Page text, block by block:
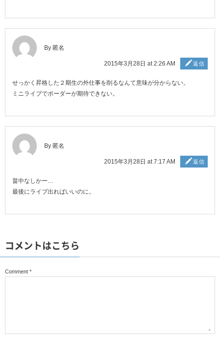
By 匿名
2015年3月28日 at 2:26 AM 返信
せっかく昇格した２期生の外仕事を削るなんて意味が分からない。
ミニライブでボーダーが期待できない。
By 匿名
2015年3月28日 at 7:17 AM 返信
畠中なしかー…
最後にライブ出ればいいのに。
コメントはこちら
Comment *